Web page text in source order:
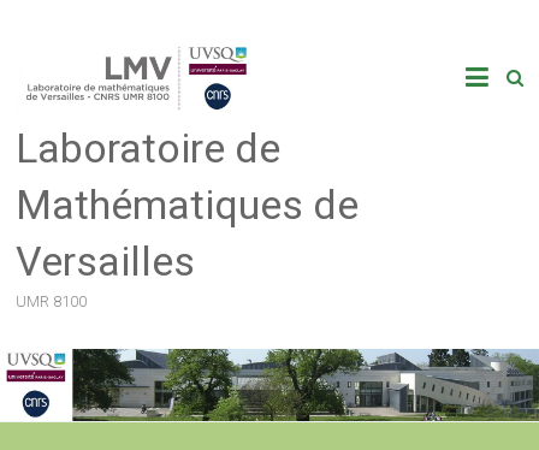
Laboratoire de
Mathématiques de
Versailles
UMR 8100